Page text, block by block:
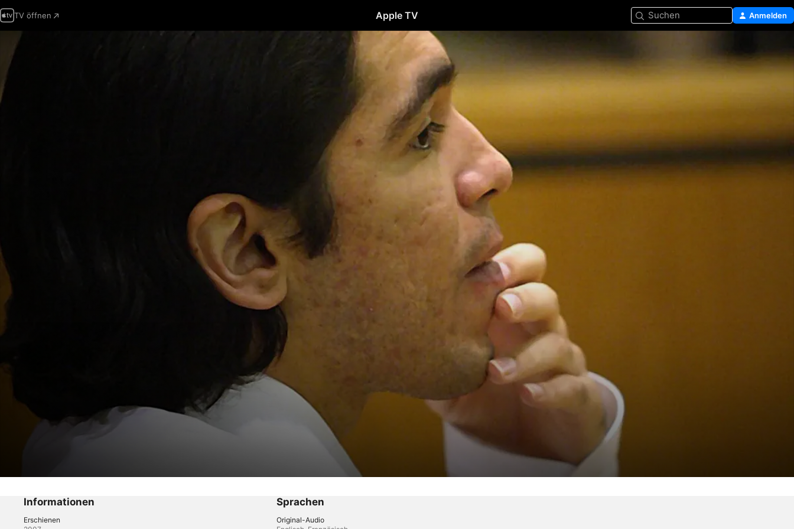
TV öffnen Apple TV Suchen Anmelden
Ohne Gnade - Ein Schuss, zwei Opfer
Crime ·Dokus
Informationen
Erschienen
Sprachen
Original-Audio